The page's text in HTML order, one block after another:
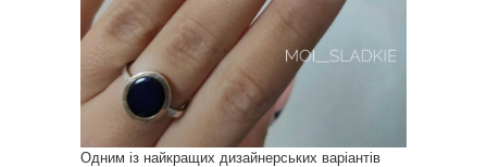
Одним із найкращих дизайнерських варіантів